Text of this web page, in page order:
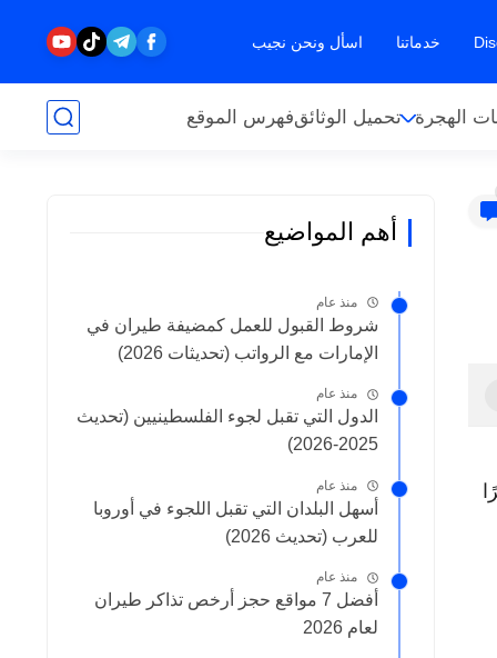
خدماتنا اسأل ونحن نجيب
الهجرة تحميل الوثائقفهرس الموقع
أهم المواضيع
منذ عام
شروط القبول للعمل كمضيفة طيران في
الإمارات مع الرواتب (تحديثات 2026)
منذ عام
الدول التي تقبل لجوء الفلسطينيين (تحديث
2025-2026)
منذ عام
أسهل البلدان التي تقبل اللجوء في أوروبا
للعرب (تحديث 2026)
منذ عام
أفضل 7 مواقع حجز أرخص تذاكر طيران
لعام 2026